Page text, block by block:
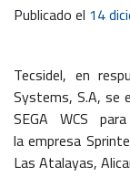
Publicado el 14
Tecsidel, en
Systems, S.A, se
SEGA WCS
la empresa
Las Atalayas,